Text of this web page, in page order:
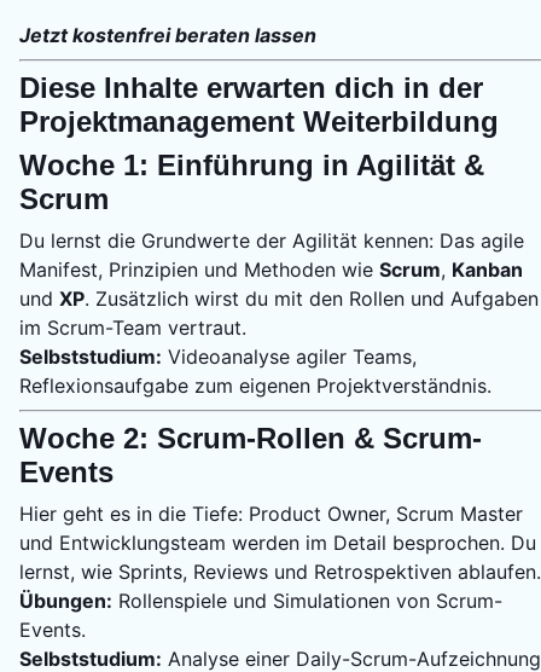
Jetzt kostenfrei beraten lassen
Diese Inhalte erwarten dich in der
Projektmanagement Weiterbildung
Woche 1: Einführung in Agilität &
Scrum
Du lernst die Grundwerte der Agilität kennen: Das agile
Manifest, Prinzipien und Methoden wie Scrum, Kanban
und XP. Zusätzlich wirst du mit den Rollen und Aufgaben
im Scrum-Team vertraut.
Selbststudium: Videoanalyse agiler Teams,
Reflexionsaufgabe zum eigenen Projektverständnis.
Woche 2: Scrum-Rollen & Scrum-
Events
Hier geht es in die Tiefe: Product Owner, Scrum Master
und Entwicklungsteam werden im Detail besprochen. Du
lernst, wie Sprints, Reviews und Retrospektiven ablaufen.
Übungen: Rollenspiele und Simulationen von Scrum-
Events.
Selbststudium: Analyse einer Daily-Scrum-